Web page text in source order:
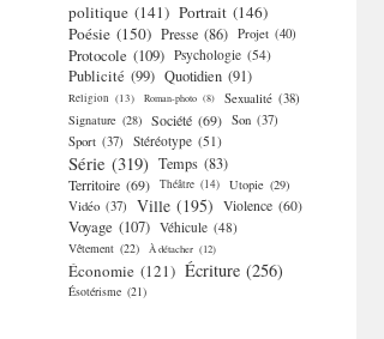
politique (141) Portrait (146)
Poésie (150) Presse (86) Projet (40)
Protocole (109) Psychologie (54)
Publicité (99) Quotidien (91)
Religion (13) Roman-photo (8) Sexualité (38)
Signature (28) Société (69) Son (37)
Sport (37) Stéréotype (51)
Série (319) Temps (83)
Territoire (69) Théâtre (14) Utopie (29)
Vidéo (37) Ville (195) Violence (60)
Voyage (107) Véhicule (48)
Vêtement (22) À détacher (12)
Économie (121) Écriture (256)
Ésotérisme (21)